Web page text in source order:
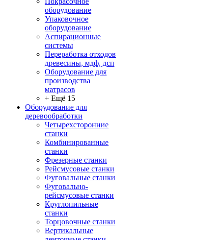
оборудование
Упаковочное
оборудование
Аспирационные
системы
Переработка отходов
древесины, мдф, дсп
Оборудование для
производства
матрасов
+ Ещё 15
Оборудование для
деревообработки
Четырехсторонние
станки
Комбинированные
станки
Фрезерные станки
Рейсмусовые станки
Фуговальные станки
Фуговально-
рейсмусовые станки
Круглопильные
станки
Торцовочные станки
Вертикальные